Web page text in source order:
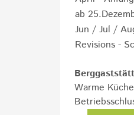
ab
Jun / Jul /
Revisions -
Warme